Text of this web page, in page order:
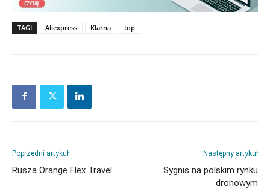
TAGI Aliexpress Klarna top
Poprzedni artykuł
Rusza Orange Flex Travel
Następny artykuł
Sygnis na polskim rynku
dronowym